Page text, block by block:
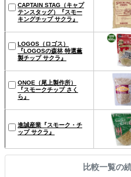
CAPTAIN STAG（キャプ
テンスタッグ）『スモー
キングチップ サクラ』
LOGOS（ロゴス）
『LOGOSの森林 特選薫
製チップ サクラ』
ONOE（尾上製作所）
『スモークチップ さく
ら』
進誠産業『スモーク・チ
ップ サクラ』
比較一覧の